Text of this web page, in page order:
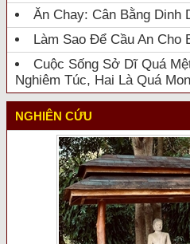
Ăn Chay: Cân Bằng Dinh
Làm Sao Để Cầu An Cho
Cuộc Sống Sở Dĩ Quá
Nghiêm Túc, Hai Là Quá
NGHIÊN CỨU